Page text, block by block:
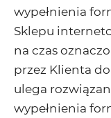
wypełnienia
Sklepu
na czas
przez Klienta
ulega
wypełnienia